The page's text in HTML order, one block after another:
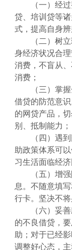
（一）经
贷、培训贷等
式，提高自身辨
（二）树
身经济状况合
消费，不盲从
消费；
（三）掌
借贷的防范意
的网贷产品，
别、抵制能力；
（四）遇
助政策体系可
习生活面临经
（五）增
息。不随意填
行卡。坚决不
（六）妥
的不良借贷，
助；对于已经
调整好心态，